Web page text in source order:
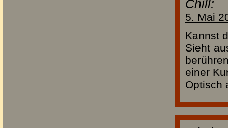
Chill:
5. Mai
Kannst
Sieht
einer
Optisch